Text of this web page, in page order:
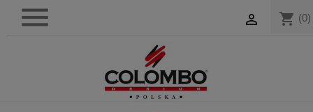
shopping_cart (0)

